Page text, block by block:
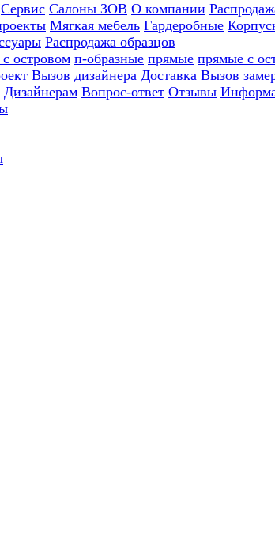
Сервис Салоны ЗОВ О компании
Мягкая мебель Гардеробные
Распродажа образцов
островом п-образные прямые прямые с
Вызов дизайнера Доставка Вызов
Дизайнерам Вопрос-ответ Отзывы